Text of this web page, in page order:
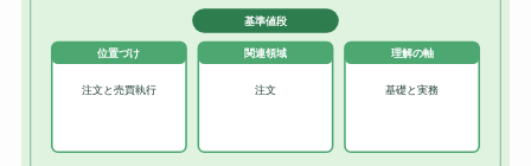
基準値段
位置づけ
注文と売買執行
関連領域
注文
理解の軸
基礎と実務